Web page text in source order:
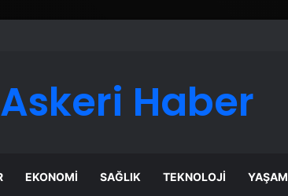
Karar Duruşmasına Çevrildi
Askeri Haber
EKONOMI SAĞLIK TEKNOLOJI YAŞAM